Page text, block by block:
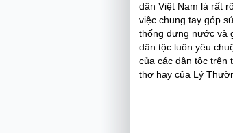
dân Việt Nam là rất
việc chung tay góp
thống dựng nước và
dân tộc luôn yêu
của các dân tộc trên
thơ hay của Lý